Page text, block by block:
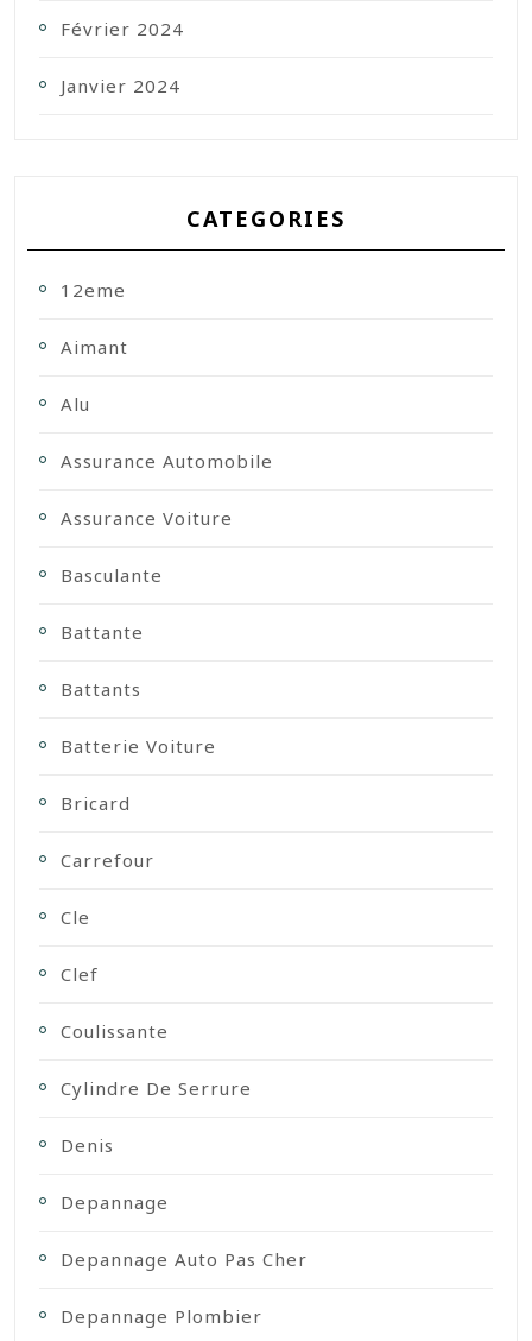
Février 2024
Janvier 2024
CATEGORIES
12eme
Aimant
Alu
Assurance Automobile
Assurance Voiture
Basculante
Battante
Battants
Batterie Voiture
Bricard
Carrefour
Cle
Clef
Coulissante
Cylindre De Serrure
Denis
Depannage
Depannage Auto Pas Cher
Depannage Plombier